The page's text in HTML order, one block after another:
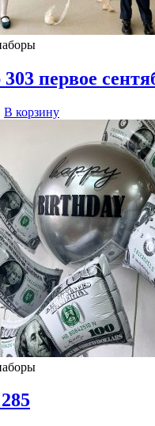
первое
В корзину